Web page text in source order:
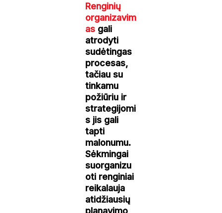
Renginių
organizavim
as gali
atrodyti
sudėtingas
procesas,
tačiau su
tinkamu
požiūriu ir
strategijomi
s jis gali
tapti
malonumu.
Sėkmingai
suorganizu
oti renginiai
reikalauja
atidžiausių
planavimo